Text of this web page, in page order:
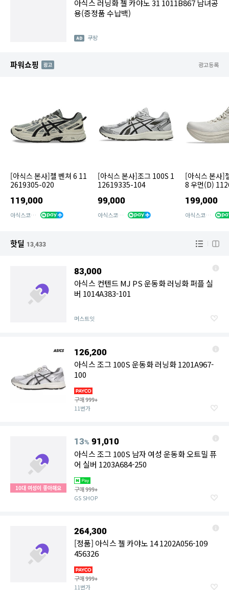
아식스 러닝화 젤 카야노 31 1011B867 남녀공
용(증정품 수납백)
쿠팡
파워쇼핑 AD 광고등록
[아식스 본사]젤 벤쳐 6 11
2619305-020
119,000
아식스코리아
[아식스 본사]조그 100S 1
12619335-104
99,000
아식스코리아
[아식스 본사]
8 우먼(D)
199,000
아식스코리아
핫딜 13,433
83,000
아식스 컨텐드 MJ PS 운동화 러닝화 퍼플 실
버 1014A383-101
머스트잇
126,200
아식스 조그 100S 운동화 러닝화 1201A967-
100
구매999+
11번가
10대 여성이 좋아해요
13% 91,010
아식스 조그 100S 남자 여성 운동화 오트밀 퓨
어 실버 1203A684-250
구매999+
GS SHOP
264,300
[정품] 아식스 젤 카야노 14 1202A056-109
456326
구매999+
11번가